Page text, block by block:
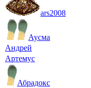
ars2008
Аусма
Андрей
Артемус
Абрадокс